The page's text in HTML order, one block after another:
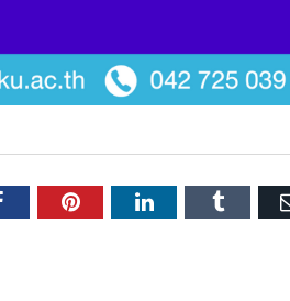
FacebookPinterestLinkedInTumblr